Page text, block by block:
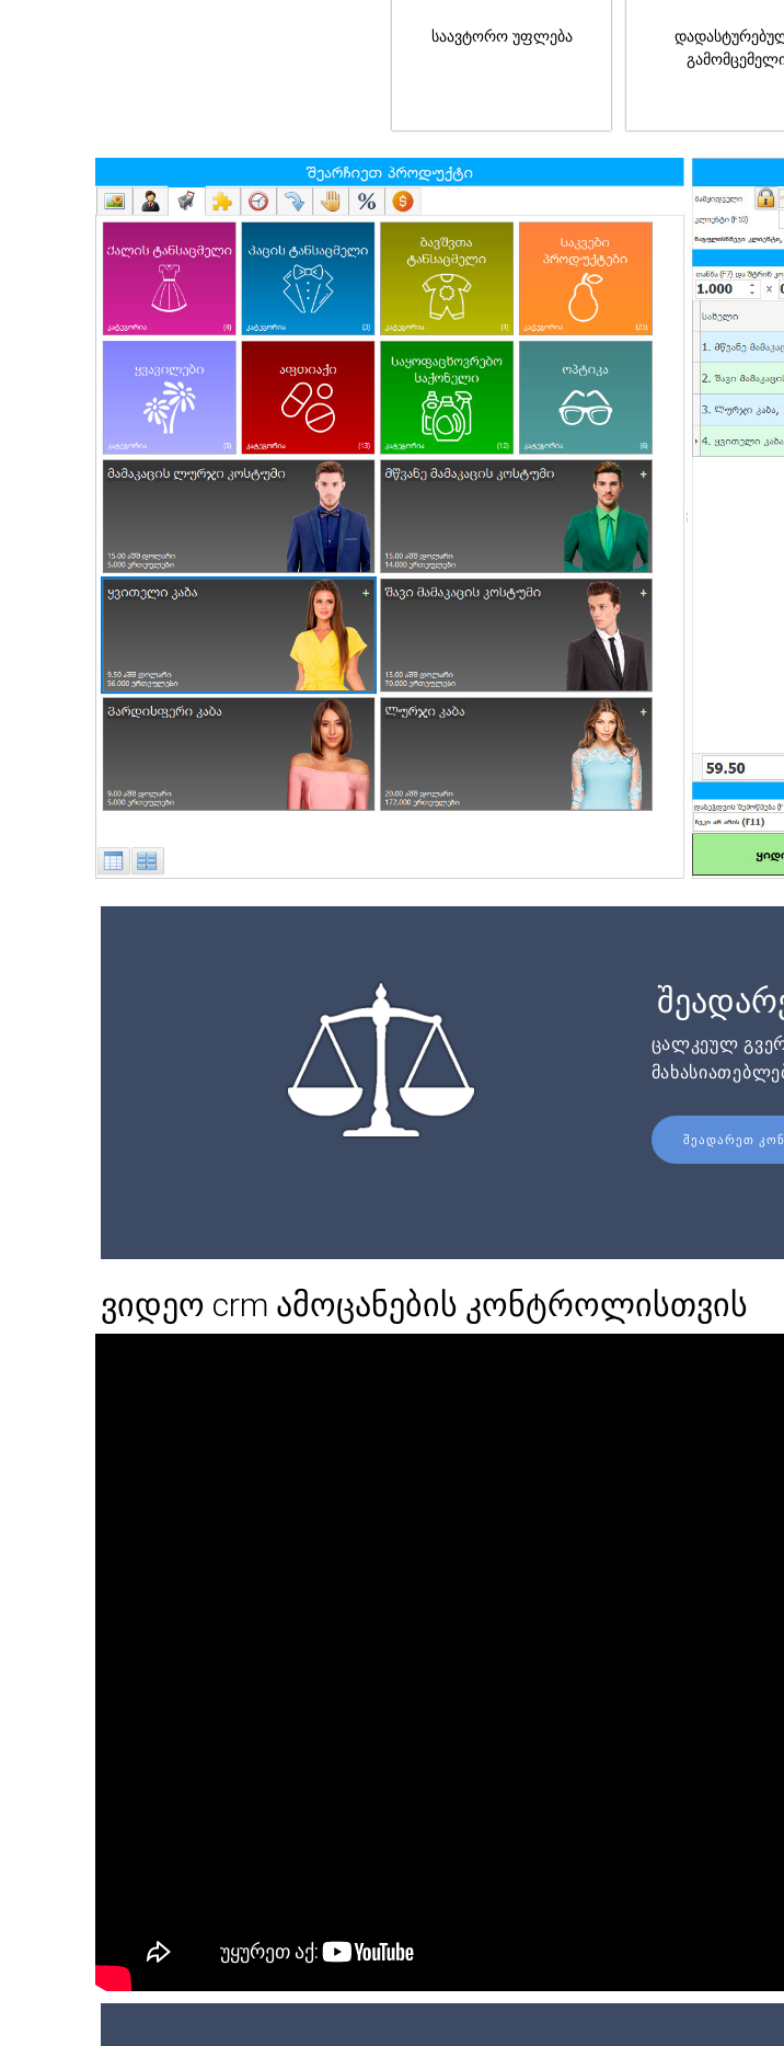
საავტორო უფლება
ცალკეულ
ᲨᲔᲐᲓᲐᲠᲔᲗ
ვიდეო crm ამოცანების კონტროლისთვის